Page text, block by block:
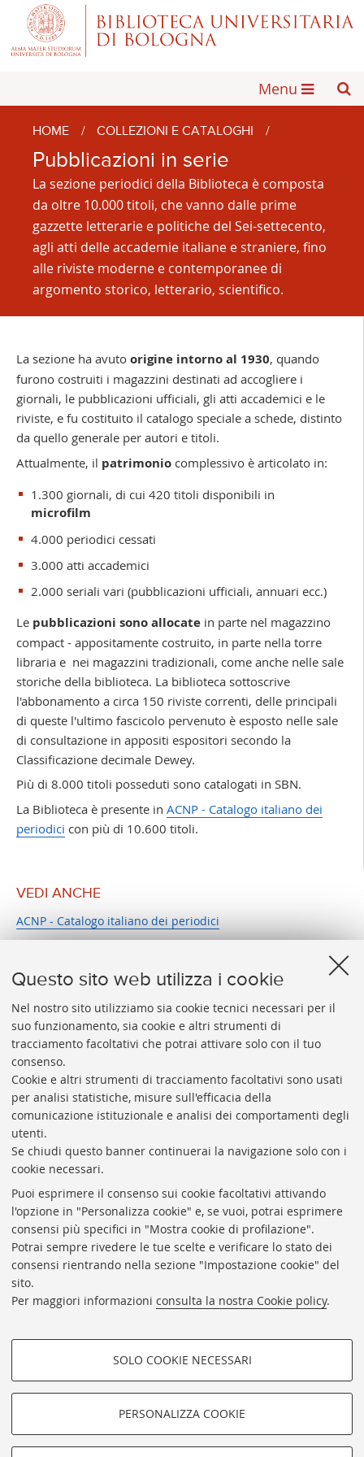
Questo sito web utilizza i cookie
Nel nostro sito utilizziamo sia cookie tecnici necessari per il
suo funzionamento, sia cookie e altri strumenti di
tracciamento facoltativi che potrai attivare solo con il tuo
consenso.
Cookie e altri strumenti di tracciamento facoltativi sono usati
per analisi statistiche, misure sull'efficacia della
comunicazione istituzionale e analisi dei comportamenti degli
utenti.
Se chiudi questo banner continuerai la navigazione solo con i
cookie necessari.
Puoi esprimere il consenso sui cookie facoltativi attivando
l'opzione in "Personalizza cookie" e, se vuoi, potrai esprimere
consensi più specifici in "Mostra cookie di profilazione".
Potrai sempre rivedere le tue scelte e verificare lo stato dei
consensi rientrando nella sezione "Impostazione cookie" del
sito.
Per maggiori informazioni consulta la nostra Cookie policy.
COOKIE DI PROFILAZIONE -
FACOLTATIVI
navigazione degli utenti, creare profili in base al loro comportamento
SOLO COOKIE NECESSARI
PERSONALIZZA COOKIE
Menu
HOME / COLLEZIONI E CATALOGHI /
Pubblicazioni in serie
La sezione periodici della Biblioteca è composta
da oltre 10.000 titoli, che vanno dalle prime
gazzette letterarie e politiche del Sei-settecento,
agli atti delle accademie italiane e straniere, fino
alle riviste moderne e contemporanee di
argomento storico, letterario, scientifico.
La sezione ha avuto origine intorno al 1930, quando
furono costruiti i magazzini destinati ad accogliere i
giornali, le pubblicazioni ufficiali, gli atti accademici e le
riviste, e fu costituito il catalogo speciale a schede, distinto
da quello generale per autori e titoli.
Attualmente, il patrimoniocomplessivo è articolato in:
1.300 giornali, di cui 420 titoli disponibili in
microfilm
4.000 periodici cessati
3.000 atti accademici
2.000 seriali vari (pubblicazioni ufficiali, annuari ecc.)
Le pubblicazioni sono allocatein parte nel magazzino
compact - appositamente costruito, in parte nella torre
libraria e nei magazzini tradizionali, come anche nelle sale
storiche della biblioteca. La biblioteca sottoscrive
l'abbonamento a circa 150 riviste correnti, delle principali
di queste l'ultimo fascicolo pervenuto è esposto nelle sale
di consultazione in appositi espositori secondo la
Classificazione decimale Dewey.
Più di 8.000 titoli posseduti sono catalogati in SBN.
La Biblioteca è presente in ACNP - Catalogo italiano dei
periodici con più di 10.600 titoli.
VEDI ANCHE
ACNP - Catalogo italiano dei periodici
UNIVERSITARIA
Presidente: prof. Francesco Citti
Coordinatrice gestionale: Maria Pia Torricelli
Responsabile Amministrativo: Luigia Di Pumpo
Via Zamboni, 33/35 - 40126 Bologna (BO)
Tel. +39 051 2088306 - Fax +39 051 2088385
bub.info@unibo.it
bub.biblioteca@pec.unibo.it
Dove siamo
Orario dei servizi
Helpdesk
Rubrica di Ateneo
Privacy e note legali